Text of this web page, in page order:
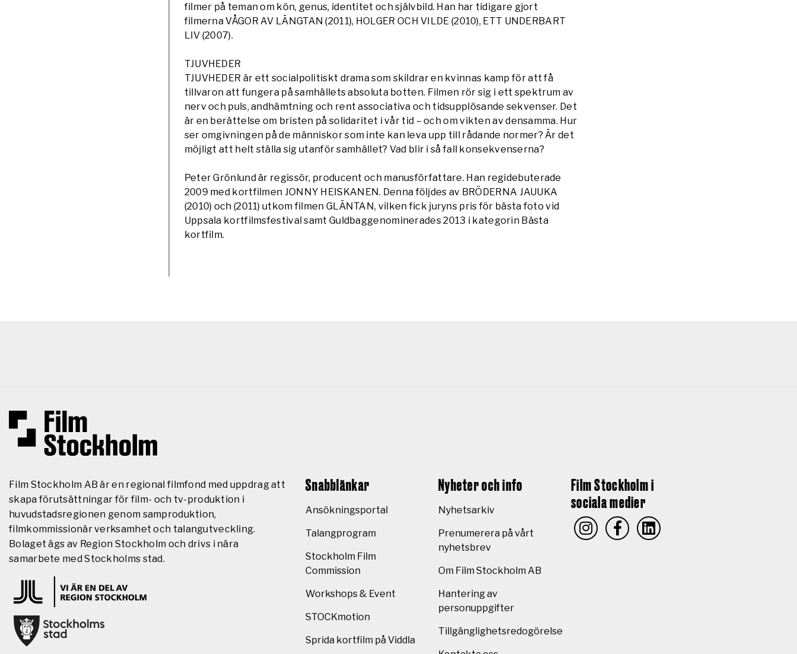
filmer på teman om kön, genus, identitet och självbild. Han har tidigare gjort
filmerna VÅGOR AV LÄNGTAN (2011), HOLGER OCH VILDE (2010), ETT UNDERBART
LIV (2007).
TJUVHEDER
TJUVHEDER är ett socialpolitiskt drama som skildrar en kvinnas kamp för att få
tillvaron att fungera på samhällets absoluta botten. Filmen rör sig i ett spektrum av
nerv och puls, andhämtning och rent associativa och tidsupplösande sekvenser. Det
är en berättelse om bristen på solidaritet i vår tid – och om vikten av densamma. Hur
ser omgivningen på de människor som inte kan leva upp till rådande normer? Är det
möjligt att helt ställa sig utanför samhället? Vad blir i så fall kon­sekvenserna?
Peter Grönlund är regissör, producent och manusförfattare. Han regidebuterade
2009 med kortfilmen JONNY HEISKANEN. Denna följdes av BRÖDERNA JAUUKA
(2010) och (2011) utkom filmen GLÄNTAN, vilken fick juryns pris för bästa foto vid
Uppsala kortfilmsfestival samt Guldbaggenominerades 2013 i kategorin Bästa
kortfilm.
Film Stockholm AB är en regional filmfond med uppdrag att
skapa förutsättningar för film- och tv-produktion i
huvudstadsregionen genom samproduktion,
filmkommissionär verksamhet och talangutveckling.
Bolaget ägs av Region Stockholm och drivs i nära
samarbete med Stockholms stad.
Snabblänkar
Ansökningsportal
Talangprogram
Stockholm Film
Commission
Workshops & Event
STOCKmotion
Sprida kortfilm på Viddla
Nyheter och info
Nyhetsarkiv
Prenumerera på vårt
nyhetsbrev
Om Film Stockholm AB
Hantering av
personuppgifter
Tillgänglighetsredogörelse
Film Stockholm i
sociala medier